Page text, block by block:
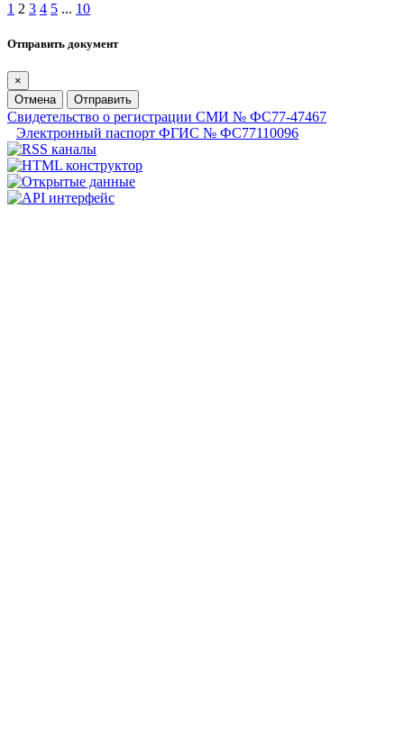
1 2 3 4 5 ... 10
Отправить документ
×
Отмена
Отправить
Свидетельство о регистрации СМИ № ФС77-47467
Электронный паспорт ФГИС № ФС77110096